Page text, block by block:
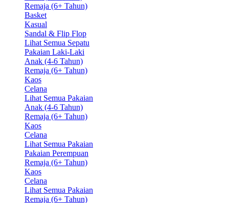
Remaja (6+ Tahun)
Basket
Kasual
Sandal & Flip Flop
Lihat Semua Sepatu
Pakaian Laki-Laki
Anak (4-6 Tahun)
Remaja (6+ Tahun)
Kaos
Celana
Lihat Semua Pakaian
Anak (4-6 Tahun)
Remaja (6+ Tahun)
Kaos
Celana
Lihat Semua Pakaian
Pakaian Perempuan
Remaja (6+ Tahun)
Kaos
Celana
Lihat Semua Pakaian
Remaja (6+ Tahun)